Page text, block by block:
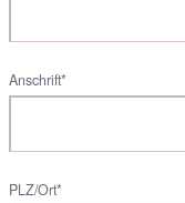
Anschrift*
PLZ/Ort*